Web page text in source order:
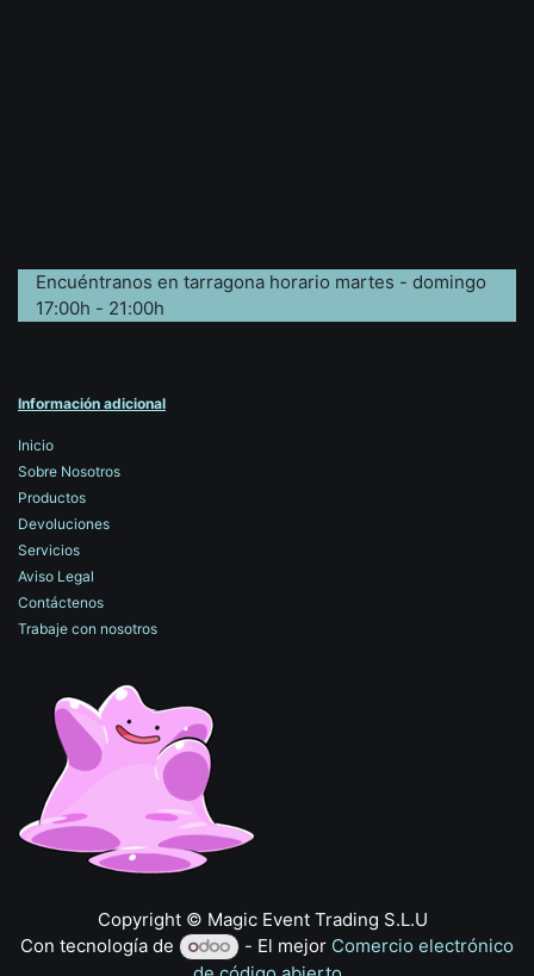
Encuéntranos en tarragona horario martes - domingo
17:00h - 21:00h
Información adicional
Inicio
Sobre Nosotros
Productos
Devoluciones
Servicios
Aviso Legal
Contáctenos
Trabaje con nosotros
​Copyright © Magic Event Trading S.L.U
Con tecnología de
- El mejor Comercio electrónico